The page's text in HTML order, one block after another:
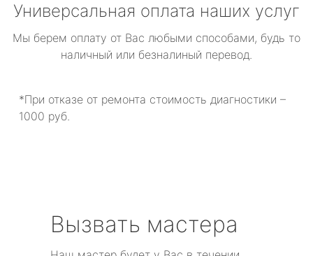
Универсальная оплата наших услуг
Мы берем оплату от Вас любыми способами, будь то
наличный или безналиный перевод.
*При отказе от ремонта стоимость диагностики –
1000 руб.
Вызвать мастера